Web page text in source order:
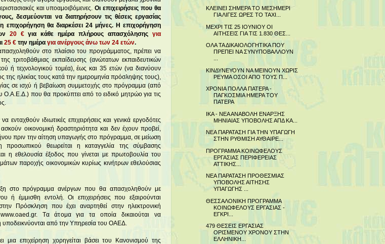
και υποαμοιβόμενες.Οι επιχειρήσεις που θα
δεσμεύονται να διατηρήσουν τις θέσεις εργασίας
επιχορήγηση θα διαρκέσει 24 μήνες. Η επιχορήγηση
20 €για κάθε ημέρα πλήρους απασχόλησηςγια
25 € την ημέρα για ανέργους άνω των 24 ετών.
στο πλαίσιο του προγράμματος, πρέπει να
τριτοβάθμιας εκπαίδευσης (ανώτατων εκπαιδευτικών
ή τεχνολογικού τομέα), έως και 35 ετών (να διανύουν
της ηλικίας τους κατά την ημερομηνία πρόσληψης τους),
σε ισχύ ή βεβαίωση συμμετοχής στο πρόγραμμα (από
Ο.Α.Ε.Δ.) που θα προκύπτει από το ειδικό μητρώο για τις
ιδιωτικές επιχειρήσεις και γενικά εργοδότες
οικονομική δραστηριότητα και δεν έχουν προβεί,
πριν την αίτηση υπαγωγής στο πρόγραμμα, σε μείωση
θεωρείται η καταγγελία της σύμβασης
η εθελουσία έξοδος που γίνεται με πρωτοβουλία του
παροχής οικονομικών κυρίως κινήτρων εθελούσιας
στο πρόγραμμα ανέργων που θα απασχοληθούν με
ή έμμισθη εντολή. Οι επιχειρήσεις που εξαιρούνται
Πρόσκληση που έχει αναρτηθεί στην ηλεκτρονική
Tα άτομα για τα οποία δικαιούται να
υποδεικνύονται από την Υπηρεσία του ΟΑΕΔ.
επιχείρηση χορηγείται βάσει του Κανονισμού της
ΚΛΕΙΝΕΙ ΣΗΜΕΡΑ ΤΟ ΜΕΣΗΜΕΡΙ
ΓΙΑ ΛΙΓΕΣ ΩΡΕΣ ΤΟ TAXI...
ΜΕΧΡΙ ΤΙΣ 25 ΙΟΥΝΙΟΥ ΟΙ
ΑΙΤΗΣΕΙΣ ΓΙΑ ΤΙΣ 1.830 ΘΕΣ...
ΟΛΑ ΤΑ ΔΙΚΑΙΟΛΟΓΗΤΙΚΑ ΠΟΥ
ΠΡΕΠΕΙ ΝΑ ΣΥΝΥΠΟΒΑΛΛΟΥΝ
...
ΚΙΝΔΥΝΕΥΟΥΝ ΝΑ ΜΕΙΝΟΥΝ ΧΩΡΙΣ
ΡΕΥΜΑ ΟΣΟΙ ΑΠΟ ΤΟΥΣ Π...
ΧΡΟΝΙΑ ΠΟΛΛΑ ΠΑΤΕΡΑ -
ΠΑΓΚΟΣΜΙΑ ΗΜΕΡΑ ΤΟΥ
ΠΑΤΕΡΑ
ΙΚΑ - ΝΕΑ ΑΝΑΒΟΛΗ ΕΝΑΡΞΗΣ
ΜΗΝΙΑΙΑΣ ΥΠΟΒΟΛΗΣ ΑΠΔ ΚΑ...
ΝΕΑ ΠΑΡΑΤΑΣΗ ΓΙΑ ΤΗΝ ΥΠΑΓΩΓΗ
ΣΤΗΝ ΡΥΘΜΙΣΗ ΑΥΘΑΙΡΕ...
ΠΡΟΓΡΑΜΜΑ ΚΟΙΝΩΦΕΛΟΥΣ
ΕΡΓΑΣΙΑΣ ΠΕΡΙΦΕΡΕΙΑΣ
ΑΤΤΙΚΗΣ...
ΝΕΑ ΠΑΡΑΤΑΣΗ ΠΡΟΘΕΣΜΙΑΣ
ΥΠΟΒΟΛΗΣ ΑΙΤΗΣΗΣ
ΥΠΑΓΩΓΗΣ ...
ΘΕΣΣΑΛΟΝΙΚΗ ΠΡΟΓΡΑΜΜΑ
ΚΟΙΝΩΦΕΛΟΥΣ ΕΡΓΑΣΙΑΣ -
ΕΓΚΡΙ...
479 ΘΕΣΕΙΣ ΕΡΓΑΣΙΑΣ
ΟΡΙΣΜΕΝΟΥ ΧΡΟΝΟΥ ΣΤΗΝ
ΕΛΛΗΝΙΚΗ...